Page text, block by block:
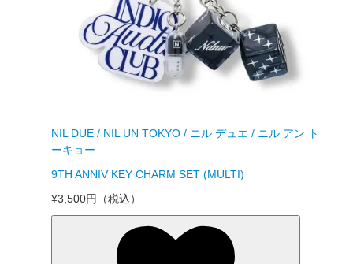
NIL DUE / NIL UN TOKYO / ニル デュエ / ニル アン ト
ーキョー
9TH ANNIV KEY CHARM SET (MULTI)
¥3,500円 （税込）